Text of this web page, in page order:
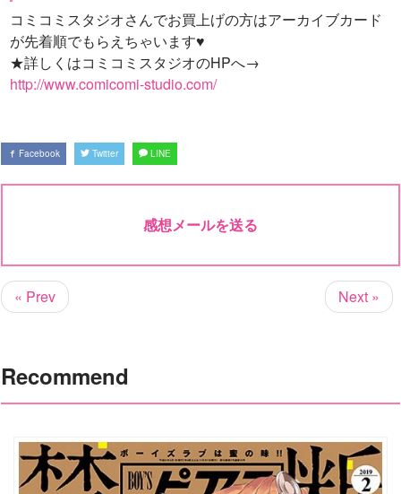
コミコミスタジオさんでお買上げの方はアーカイブカード
が先着順でもらえちゃいます♥
★詳しくはコミコミスタジオのHPへ→
http://www.comicomi-studio.com/
Facebook Twitter LINE
感想メールを送る
« Prev Next »
Recommend